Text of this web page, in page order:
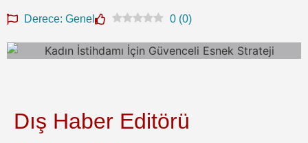
Derece: Genel 0 (0)
Dış Haber Editörü